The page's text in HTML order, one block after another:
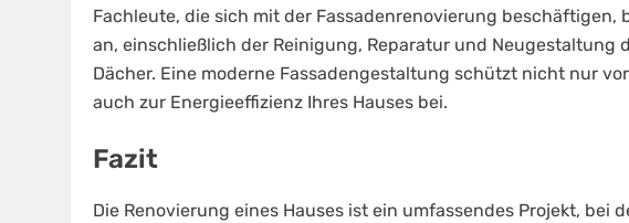
Fachleute, die sich mit der Fassadenrenovierung beschäftigen,
an, einschließlich der Reinigung, Reparatur und Neugestaltung
Dächer. Eine moderne Fassadengestaltung schützt nicht nur
auch zur Energieeffizienz Ihres Hauses bei.
Fazit
Die Renovierung eines Hauses ist ein umfassendes Projekt, bei